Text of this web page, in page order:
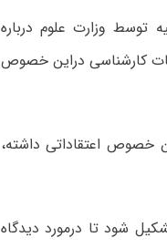
وزارت علوم درباره
کارشناسی دراین خصوص
خصوص اعتقاداتی داشته،
شود تا درمورد دیدگاه